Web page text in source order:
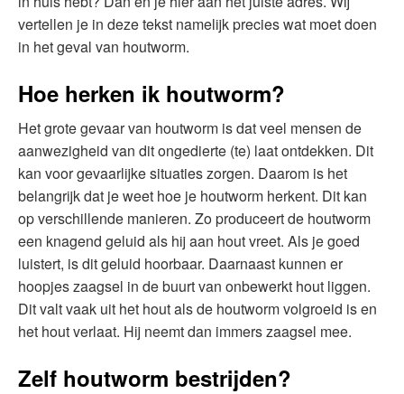
vertellen je in deze tekst namelijk precies wat moet doen
in het geval van houtworm.
Hoe herken ik houtworm?
Het grote gevaar van houtworm is dat veel mensen de
aanwezigheid van dit ongedierte (te) laat ontdekken. Dit
kan voor gevaarlijke situaties zorgen. Daarom is het
belangrijk dat je weet hoe je houtworm herkent. Dit kan
op verschillende manieren. Zo produceert de houtworm
een knagend geluid als hij aan hout vreet. Als je goed
luistert, is dit geluid hoorbaar. Daarnaast kunnen er
hoopjes zaagsel in de buurt van onbewerkt hout liggen.
Dit valt vaak uit het hout als de houtworm volgroeid is en
het hout verlaat. Hij neemt dan immers zaagsel mee.
Zelf houtworm bestrijden?